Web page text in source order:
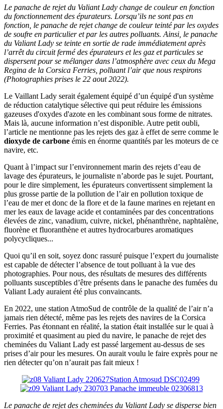
Le panache de rejet du Valiant Lady change de couleur en fonction
du fonctionnement des épurateurs. Lorsqu’ils ne sont pas en
fonction, le panache de rejet change de couleur teinté par les oxydes
de soufre en particulier et par les autres polluants. Ainsi, le panache
du Valiant Lady se teinte en sortie de rade immédiatement après
l’arrêt du circuit fermé des épurateurs et les gaz et particules se
dispersent pour se mélanger dans l’atmosphère avec ceux du Mega
Regina de la Corsica Ferries, polluant l’air que nous respirons
(Photographies prises le 22 aout 2022).
Le Vaillant Lady serait également équipé d’un équipé d'un système
de réduction catalytique sélective qui peut réduire les émissions
gazeuses d'oxydes d'azote en les combinant sous forme de nitrates.
Mais là, aucune information n’est disponible. Autre petit oubli,
l’article ne mentionne pas les rejets des gaz à effet de serre comme le
dioxyde de carbone émis en énorme quantités par les moteurs de ce
navire, etc.
Quant à l’impact sur l’environnement marin des rejets d’eau de
lavage des épurateurs, le journaliste n’aborde pas le sujet. Pourtant,
pour le dire simplement, les épurateurs convertissent simplement la
plus grosse partie de la pollution de l’air en pollution toxique de
l’eau de mer et donc de la flore et de la faune marines en rejetant en
mer les eaux de lavage acide et contaminées par des concentrations
élevées de zinc, vanadium, cuivre, nickel, phénanthrène, naphtalène,
fluorène et fluoranthène et autres hydrocarbures aromatiques
polycycliques...
Quoi qu’il en soit, soyez donc rassuré puisque l’expert du journaliste
est capable de détecter l’absence de tout polluant à la vue des
photographies. Pour nous, des résultats de mesures des différents
polluants susceptibles d’être présents dans le panache des fumées du
Valiant Lady auraient été plus convaincants.
En 2022, une station AtmoSud de contrôle de la qualité de l’air n’a
jamais rien détecté, même pas les rejets des navires de la Corsica
Ferries. Pas étonnant en réalité, la station était installée sur le quai à
proximité et quasiment au pied du navire, le panache de rejet des
cheminées du Valiant Lady est passé largement au-dessus de ses
prises d’air pour les mesures. On aurait voulu le faire exprès pour ne
rien détecter qu’on n’aurait pas fait mieux !
Le panache de rejet des cheminées du Valiant Lady se disperse bien